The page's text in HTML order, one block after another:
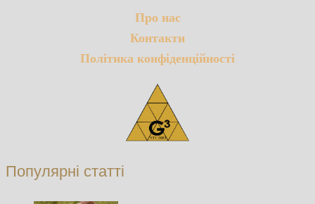
Про нас
Контакти
Політика конфіденційності
Популярні статті